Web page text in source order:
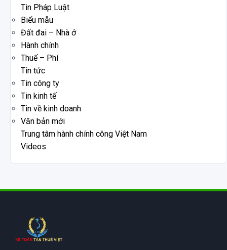
Tin Pháp Luật
Biểu mẫu
Đất đai – Nhà ở
Hành chính
Thuế – Phí
Tin tức
Tin công ty
Tin kinh tế
Tin về kinh doanh
Văn bản mới
Trung tâm hành chính công Việt Nam
Videos